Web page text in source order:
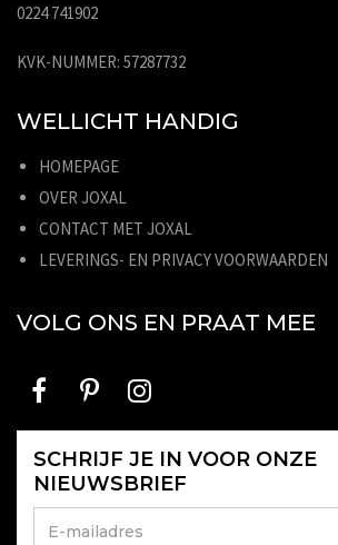
0224 741902
KVK-NUMMER: 57287732
WELLICHT HANDIG
HOMEPAGE
OVER JOXAL
CONTACT MET JOXAL
LEVERINGS- EN PRIVACY VOORWAARDEN
VOLG ONS EN PRAAT MEE
SCHRIJF JE IN VOOR ONZE
NIEUWSBRIEF